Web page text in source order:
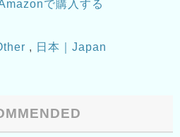
で購入する
, 日本｜Japan